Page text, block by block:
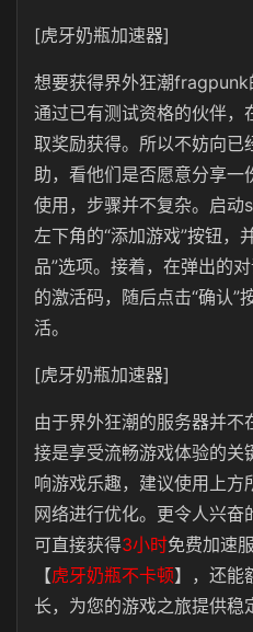
[虎牙奶瓶加速器]
想要获得界外狂潮
通过已有测试资格的伙伴，
取奖励获得。所以不妨向已
助，看他们是否愿意分享一
使用，步骤并不复杂。 启动
左下角的“添加游戏”按钮，
品”选项。接着，在弹出的
的激活码，随后点击“确认”
活。
[虎牙奶瓶加速器]
由于界外狂潮的服务器并不
接是享受流畅游戏体验的关
响游戏乐趣，建议使用上
网络进行优化。更令人兴奋
可直接获得3小时免费加速
【虎牙奶瓶不卡顿】，还能
长，为您的游戏之旅提供稳